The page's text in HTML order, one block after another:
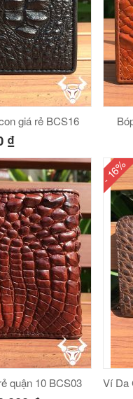
giá rẻ BCS16
₫
quận 10 BCS03
- 16%
Ví Da